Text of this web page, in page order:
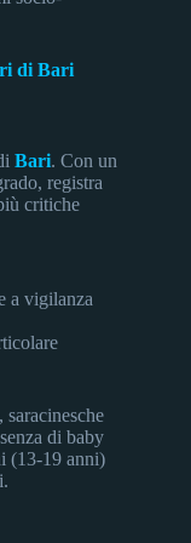
di Bari
Bari. Con un
registra
critiche
a vigilanza
di baby
(13-19 anni)